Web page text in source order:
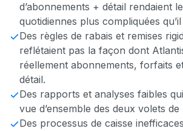
d’abonnements + détail rendaient
quotidiennes plus compliquées
Des règles de rabais et remises
reflétaient pas la façon dont
réellement abonnements, forfaits
détail.
Des rapports et analyses faibles
vue d’ensemble des deux volets de
Des processus de caisse